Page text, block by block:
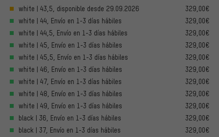
white | 43,5, disponible desde 29.09.2026
329,00€
white | 44, Envío en 1-3 días hábiles
329,00€
white | 44,5, Envío en 1-3 días hábiles
329,00€
white | 45, Envío en 1-3 días hábiles
329,00€
white | 45,5, Envío en 1-3 días hábiles
329,00€
white | 46, Envío en 1-3 días hábiles
329,00€
white | 47, Envío en 1-3 días hábiles
329,00€
white | 48, Envío en 1-3 días hábiles
329,00€
white | 49, Envío en 1-3 días hábiles
329,00€
black | 36, Envío en 1-3 días hábiles
329,00€
black | 37, Envío en 1-3 días hábiles
329,00€